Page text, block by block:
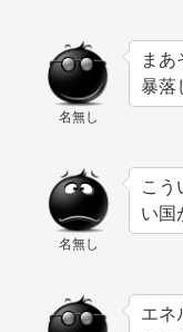
名無し
まあ
暴落
名無し
こう
い国
エネ